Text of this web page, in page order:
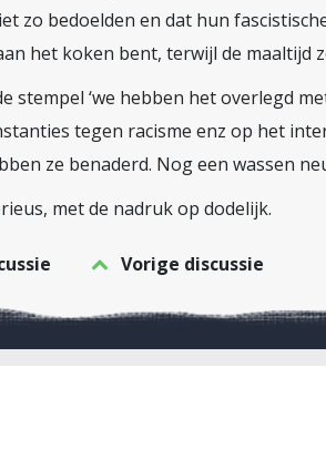
zo bedoelden en dat hun
het koken bent, terwijl de maaltijd
‘we hebben het overlegd
tegen racisme enz op het
ze benaderd. Nog een wassen
met de nadruk op dodelijk.
Vorige discussie